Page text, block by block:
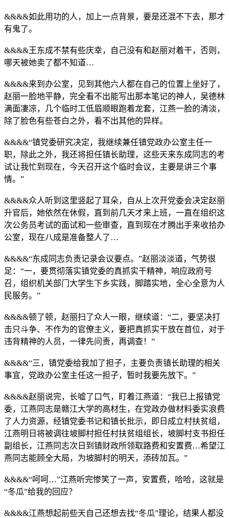
&&&&如此用功的人，加上一点背景，要是还混不下去，那才
有鬼了。
&&&&王东成不禁有些庆幸，自己没有和赵丽对着干，否则，
哪天被她卖了都不知道…
&&&&来到办公室，见到其他六人都在自己的位置上坐好了，
赵丽一脸地平静，完全看不出能写出那本笔记的神人，吴德林
满面凄凉，几个临时工低眉顺眼跑着龙套，江燕一脸的清淡，
除了脸色有些苍白之外，看不出其他的异样。
&&&&“镇党委研究决定，我继续兼任镇党政办公室主任一
职，除此之外，我还将担任镇长助理，这些天来东成同志的考
试让我忙到现在，今天召开这个临时会议，主要是讲三个事
情。”
&&&&众人听到这里竖起了耳朵，自从上次开党委会决定赵丽
升官后，她依然在休假，直到前几天才来上班，一直在组织这
次公务员考试的面试和一些审查，直到现在才腾出手来收拾办
公室，现在八成是准备整人了…
&&&&“东成同志负责记录会议要点。”赵丽淡淡道，气势很
足：“一，要贯彻落实镇党委的真抓实干精神，响应政府号
召，组织机关部门大学生下乡实践，脚踏实地，全心全意为人
民服务。”
&&&&顿了顿，赵丽扫了众人一眼，继续道：“二，要坚决打
击只斗争、不作为的官僚主义，要把真抓实干放在首位，对于
违背精神的人员，一律先问责，再调查！”
&&&&“三，镇党委给我加了担子，主要负责镇长助理的相关
事宜，党政办公室主任这一担子，暂时我要先放下。”
&&&&赵丽说完，长嘘了口气，盯着江燕道：“我已上报镇党
委，江燕同志是赣江大学的高材生，在党政办做材料委实浪费
了人力资源，经镇党委书记和镇长批示，即日成立村扶贫组，
江燕明日将被调往坡脚村担任村扶贫组组长，坡脚村支书担任
副组长，江燕同志次日到镇财政所领取路费和安置费…希望江
燕同志能顾全大局，为坡脚村的明天，添砖加瓦。”
&&&&“呵呵…”江燕听完惨笑了一声，安置费，哈哈，这就是
“冬瓜”给我的回应？
&&&&江燕想起前些天自己还想去找“冬瓜”理论，结果人都没